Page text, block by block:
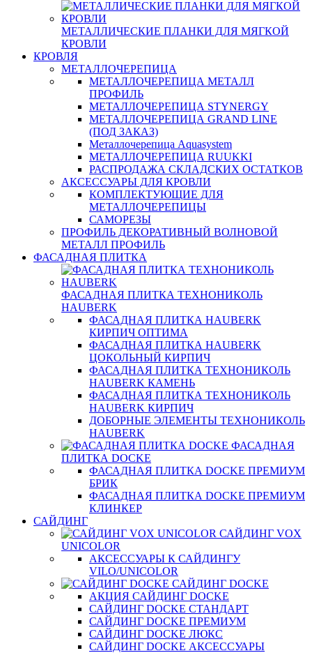
МЕТАЛЛИЧЕСКИЕ ПЛАНКИ ДЛЯ МЯГКОЙ
КРОВЛИ
КРОВЛЯ
МЕТАЛЛОЧЕРЕПИЦА
МЕТАЛЛОЧЕРЕПИЦА МЕТАЛЛ
ПРОФИЛЬ
МЕТАЛЛОЧЕРЕПИЦА STYNERGY
МЕТАЛЛОЧЕРЕПИЦА GRAND LINE
(ПОД ЗАКАЗ)
Металлочерепица Aquasystem
МЕТАЛЛОЧЕРЕПИЦА RUUKKI
РАСПРОДАЖА СКЛАДСКИХ ОСТАТКОВ
АКСЕССУАРЫ ДЛЯ КРОВЛИ
КОМПЛЕКТУЮЩИЕ ДЛЯ
МЕТАЛЛОЧЕРЕПИЦЫ
САМОРЕЗЫ
ПРОФИЛЬ ДЕКОРАТИВНЫЙ ВОЛНОВОЙ
МЕТАЛЛ ПРОФИЛЬ
ФАСАДНАЯ ПЛИТКА
ФАСАДНАЯ ПЛИТКА ТЕХНОНИКОЛЬ
HAUBERK
ФАСАДНАЯ ПЛИТКА HAUBERK
КИРПИЧ ОПТИМА
ФАСАДНАЯ ПЛИТКА HAUBERK
ЦОКОЛЬНЫЙ КИРПИЧ
ФАСАДНАЯ ПЛИТКА ТЕХНОНИКОЛЬ
HAUBERK КАМЕНЬ
ФАСАДНАЯ ПЛИТКА ТЕХНОНИКОЛЬ
HAUBERK КИРПИЧ
ДОБОРНЫЕ ЭЛЕМЕНТЫ ТЕХНОНИКОЛЬ
HAUBERK
ФАСАДНАЯ
ПЛИТКА DOCKE
ФАСАДНАЯ ПЛИТКА DOCKE ПРЕМИУМ
БРИК
ФАСАДНАЯ ПЛИТКА DOCKE ПРЕМИУМ
КЛИНКЕР
САЙДИНГ
САЙДИНГ VOX
UNICOLOR
АКСЕССУАРЫ К САЙДИНГУ
VILO/UNICOLOR
САЙДИНГ DOCKE
АКЦИЯ САЙДИНГ DOCKE
САЙДИНГ DOCKE СТАНДАРТ
САЙДИНГ DOCKE ПРЕМИУМ
САЙДИНГ DOCKE ЛЮКС
САЙДИНГ DOCKE АКСЕССУАРЫ